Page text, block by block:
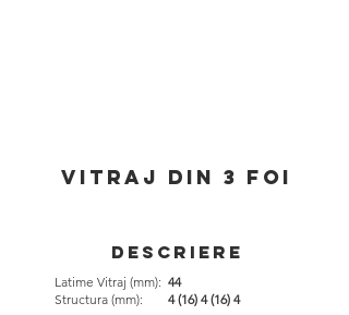
vitraj din 3 foi
Descriere
Latime Vitraj (mm): 44
Structura (mm):
4 (16) 4 (16) 4